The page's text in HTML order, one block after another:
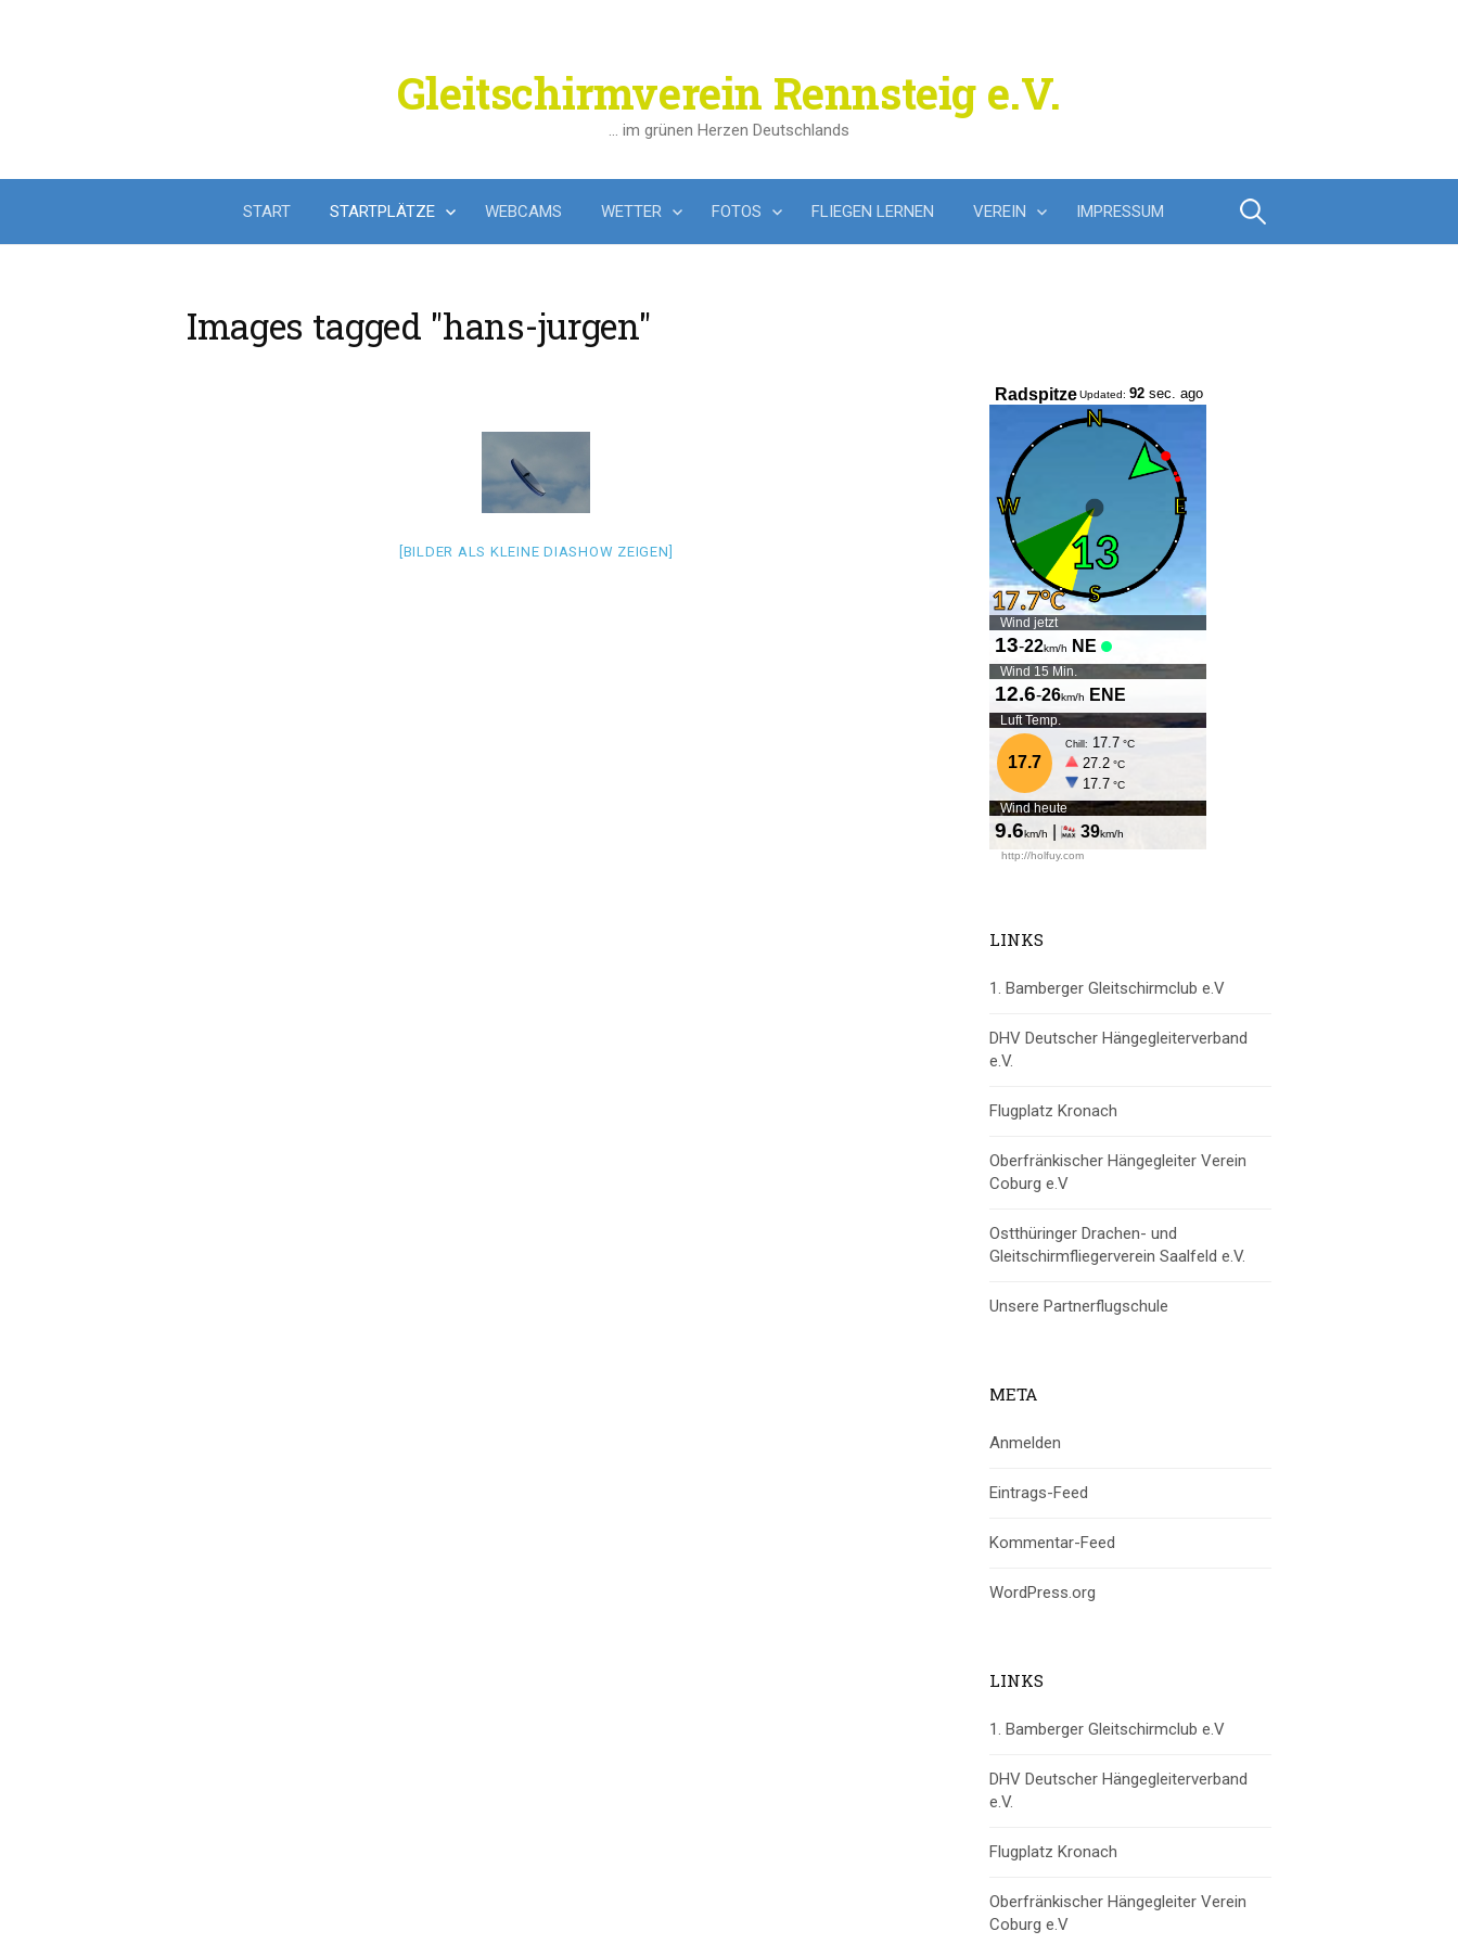
Gleitschirmverein Rennsteig e.V.
… im grünen Herzen Deutschlands
START STARTPLÄTZE WEBCAMS WETTER FOTOS FLIEGEN LERNEN VEREIN IMPRESSUM Suchen
Images tagged "hans-jurgen"
[BILDER ALS KLEINE DIASHOW ZEIGEN]
LINKS
1. Bamberger Gleitschirmclub e.V
DHV Deutscher Hängegleiterverband
e.V.
Flugplatz Kronach
Oberfränkischer Hängegleiter Verein
Coburg e.V
Ostthüringer Drachen- und
Gleitschirmfliegerverein Saalfeld e.V.
Unsere Partnerflugschule
META
Anmelden
Eintrags-Feed
Kommentar-Feed
WordPress.org
LINKS
1. Bamberger Gleitschirmclub e.V
DHV Deutscher Hängegleiterverband
e.V.
Flugplatz Kronach
Oberfränkischer Hängegleiter Verein
Coburg e.V